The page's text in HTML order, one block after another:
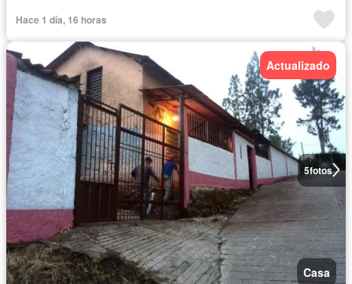
Hace 1 día, 16 horas
5fotos
Actualizado
Casa